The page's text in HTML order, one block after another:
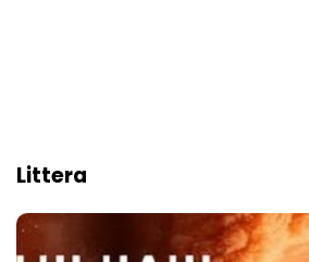
Littera